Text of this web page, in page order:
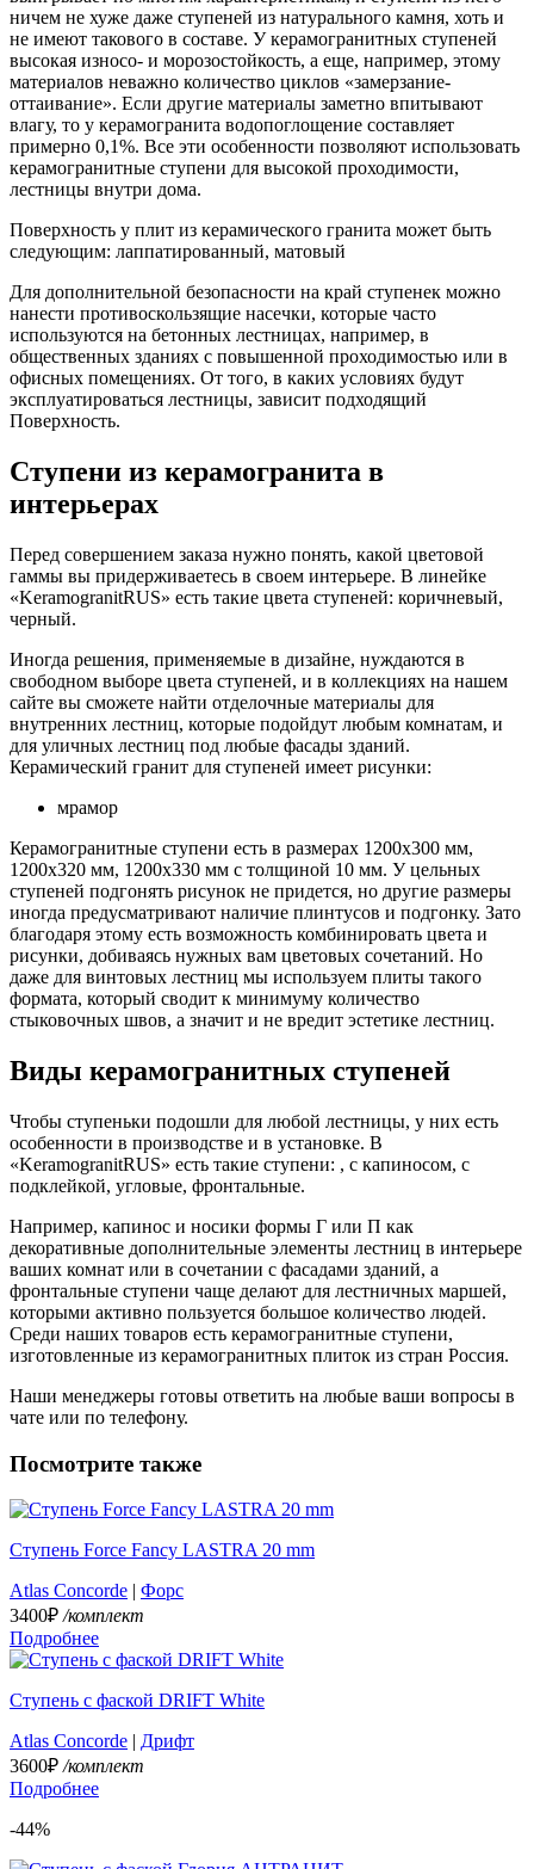
ничем не хуже даже ступеней из натурального камня, хоть и
не имеют такового в составе. У керамогранитных ступеней
высокая износо- и морозостойкость, а еще, например, этому
материалов неважно количество циклов «замерзание-
оттаивание». Если другие материалы заметно впитывают
влагу, то у керамогранита водопоглощение составляет
примерно 0,1%. Все эти особенности позволяют использовать
керамогранитные ступени для высокой проходимости,
лестницы внутри дома.
Поверхность у плит из керамического гранита может быть
следующим: лаппатированный, матовый
Для дополнительной безопасности на край ступенек можно
нанести противоскользящие насечки, которые часто
используются на бетонных лестницах, например, в
общественных зданиях с повышенной проходимостью или в
офисных помещениях. От того, в каких условиях будут
эксплуатироваться лестницы, зависит подходящий
Поверхность.
Ступени из керамогранита в
интерьерах
Перед совершением заказа нужно понять, какой цветовой
гаммы вы придерживаетесь в своем интерьере. В линейке
«KeramogranitRUS» есть такие цвета ступеней: коричневый,
черный.
Иногда решения, применяемые в дизайне, нуждаются в
свободном выборе цвета ступеней, и в коллекциях на нашем
сайте вы сможете найти отделочные материалы для
внутренних лестниц, которые подойдут любым комнатам, и
для уличных лестниц под любые фасады зданий.
Керамический гранит для ступеней имеет рисунки:
мрамор
Керамогранитные ступени есть в размерах 1200х300 мм,
1200х320 мм, 1200х330 мм с толщиной 10 мм. У цельных
ступеней подгонять рисунок не придется, но другие размеры
иногда предусматривают наличие плинтусов и подгонку. Зато
благодаря этому есть возможность комбинировать цвета и
рисунки, добиваясь нужных вам цветовых сочетаний. Но
даже для винтовых лестниц мы используем плиты такого
формата, который сводит к минимуму количество
стыковочных швов, а значит и не вредит эстетике лестниц.
Виды керамогранитных ступеней
Чтобы ступеньки подошли для любой лестницы, у них есть
особенности в производстве и в установке. В
«KeramogranitRUS» есть такие ступени: , с капиносом, с
подклейкой, угловые, фронтальные.
Например, капинос и носики формы Г или П как
декоративные дополнительные элементы лестниц в интерьере
ваших комнат или в сочетании с фасадами зданий, а
фронтальные ступени чаще делают для лестничных маршей,
которыми активно пользуется большое количество людей.
Среди наших товаров есть керамогранитные ступени,
изготовленные из керамогранитных плиток из стран Россия.
Наши менеджеры готовы ответить на любые ваши вопросы в
чате или по телефону.
Посмотрите также
Ступень Force Fancy LASTRA 20 mm
Atlas Concorde
Форс
3400₽/комплект
Подробнее
Ступень с фаской DRIFT White
Atlas Concorde
Дрифт
3600₽/комплект
Подробнее
-44%